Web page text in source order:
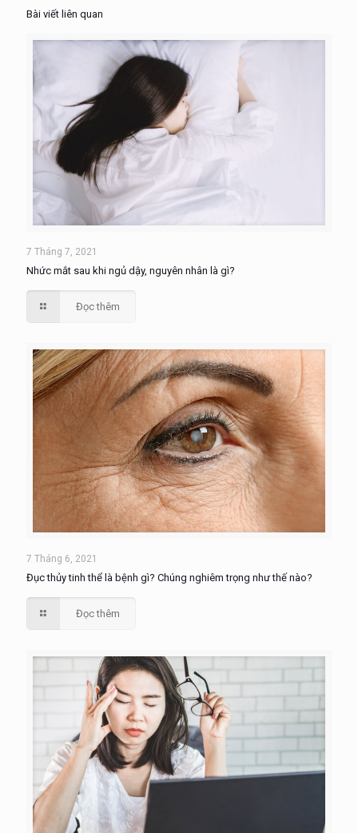
Bài viết liên quan
7 Tháng 7, 2021
Nhức mắt sau khi ngủ dậy, nguyên nhân là gì?
Đọc thêm
7 Tháng 6, 2021
Đục thủy tinh thể là bệnh gì? Chúng nghiêm trọng như thế nào?
Đọc thêm